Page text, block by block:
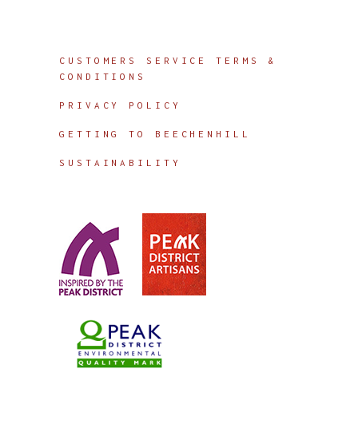
CUSTOMERS SERVICE TERMS &
CONDITIONS
PRIVACY POLICY
GETTING TO BEECHENHILL
SUSTAINABILITY